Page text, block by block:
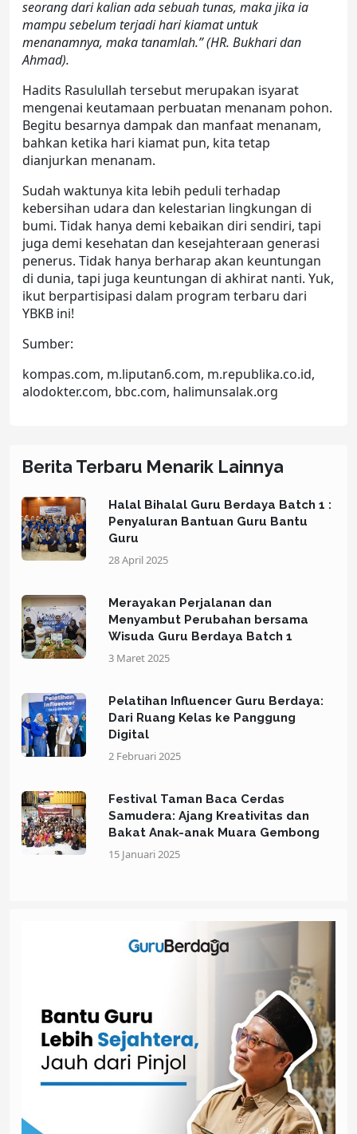
seorang dari kalian ada sebuah tunas, maka jika ia
mampu sebelum terjadi hari kiamat untuk
menanamnya, maka tanamlah.” (HR. Bukhari dan
Ahmad).
Hadits Rasulullah tersebut merupakan isyarat
mengenai keutamaan perbuatan menanam pohon.
Begitu besarnya dampak dan manfaat menanam,
bahkan ketika hari kiamat pun, kita tetap
dianjurkan menanam.
Sudah waktunya kita lebih peduli terhadap
kebersihan udara dan kelestarian lingkungan di
bumi. Tidak hanya demi kebaikan diri sendiri, tapi
juga demi kesehatan dan kesejahteraan generasi
penerus. Tidak hanya berharap akan keuntungan
di dunia, tapi juga keuntungan di akhirat nanti. Yuk,
ikut berpartisipasi dalam program terbaru dari
YBKB ini!
Sumber:
kompas.com, m.liputan6.com, m.republika.co.id,
alodokter.com, bbc.com, halimunsalak.org
Berita Terbaru Menarik Lainnya
Halal Bihalal Guru Berdaya Batch 1 :
Penyaluran Bantuan Guru Bantu
Guru
28 April 2025
Merayakan Perjalanan dan
Menyambut Perubahan bersama
Wisuda Guru Berdaya Batch 1
3 Maret 2025
Pelatihan Influencer Guru Berdaya:
Dari Ruang Kelas ke Panggung
Digital
2 Februari 2025
Festival Taman Baca Cerdas
Samudera: Ajang Kreativitas dan
Bakat Anak-anak Muara Gembong
15 Januari 2025